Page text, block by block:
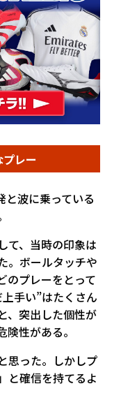
レー
と波に乗っている
て、当時の印象は
。ボールタッチや
のプレーをとって
手い”はたくさん
、突出した個性が
性がある。
思った。しかしプ
と確信を持てるよ